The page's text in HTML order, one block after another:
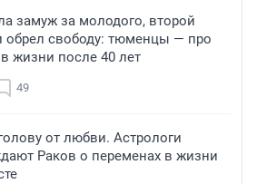
замуж за молодого, второй
обрел свободу: тюменцы — про
жизни после 40 лет
49
от любви. Астрологи
Раков о переменах в жизни